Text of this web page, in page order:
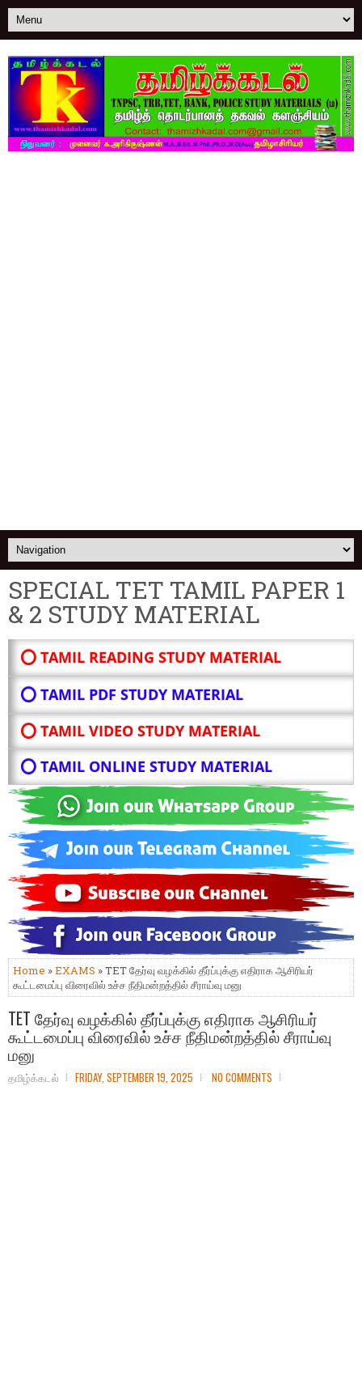
SPECIAL TET TAMIL PAPER 1
& 2 STUDY MATERIAL
⭕ TAMIL READING STUDY MATERIAL
⭕ TAMIL PDF STUDY MATERIAL
⭕ TAMIL VIDEO STUDY MATERIAL
⭕ TAMIL ONLINE STUDY MATERIAL
Home »EXAMS » TET தேர்வு வழக்கில் தீர்ப்புக்கு எதிராக ஆசிரியர்
கூட்டமைப்பு விரைவில் உச்ச நீதிமன்றத்தில் சீராய்வு மனு
TET தேர்வு வழக்கில் தீர்ப்புக்கு எதிராக ஆசிரியர்
கூட்டமைப்பு விரைவில் உச்ச நீதிமன்றத்தில் சீராய்வு
மனு
தமிழ்க்கடல் FRIDAY, SEPTEMBER 19, 2025 NO COMMENTS